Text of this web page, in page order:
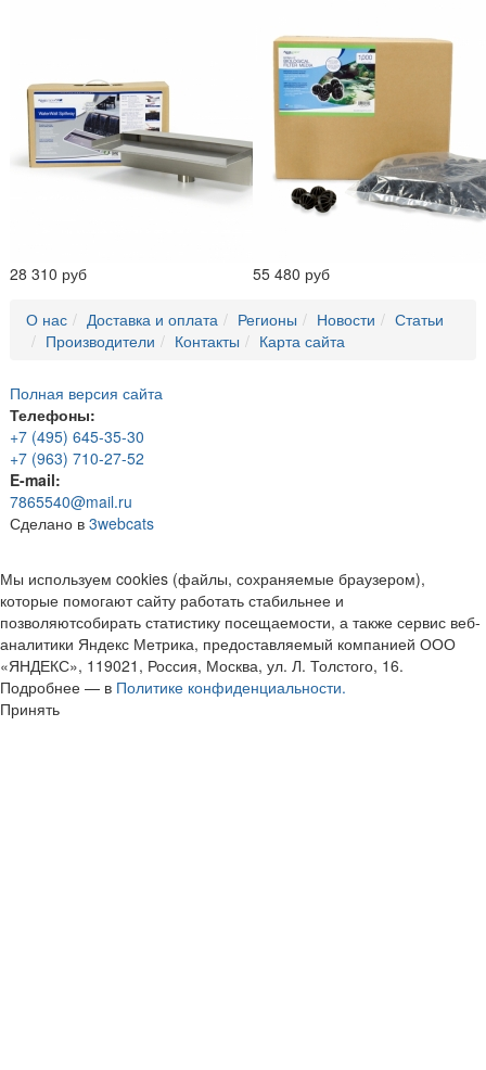
28 310 руб 55 480 руб
О нас Доставка и оплата Регионы Новости
Статьи
Производители
Контакты Карта сайта
Полная версия сайта
Телефоны:
+7 (495) 645-35-30
+7 (963) 710-27-52
E-mail:
7865540@mail.ru
Сделано в 3webcats
Мы используем cookies (файлы, сохраняемые браузером),
которые помогают сайту работать стабильнее и
позволяютсобирать статистику посещаемости, а также сервис веб-
аналитики Яндекс Метрика, предоставляемый компанией ООО
«ЯНДЕКС», 119021, Россия, Москва, ул. Л. Толстого, 16.
Подробнее — в Политике конфиденциальности.
Принять